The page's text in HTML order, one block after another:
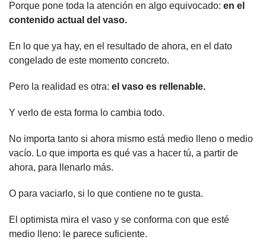
Porque pone toda la atención en algo equivocado: en el
contenido actual del vaso.
En lo que ya hay, en el resultado de ahora, en el dato
congelado de este momento concreto.
Pero la realidad es otra: el vaso es rellenable.
Y verlo de esta forma lo cambia todo.
No importa tanto si ahora mismo está medio lleno o medio
vacío. Lo que importa es qué vas a hacer tú, a partir de
ahora, para llenarlo más.
O para vaciarlo, si lo que contiene no te gusta.
El optimista mira el vaso y se conforma con que esté
medio lleno: le parece suficiente.